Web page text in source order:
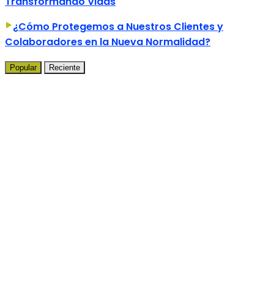
¿Cómo Protegemos a Nuestros Clientes y
Colaboradores en la Nueva Normalidad?
Popular Reciente